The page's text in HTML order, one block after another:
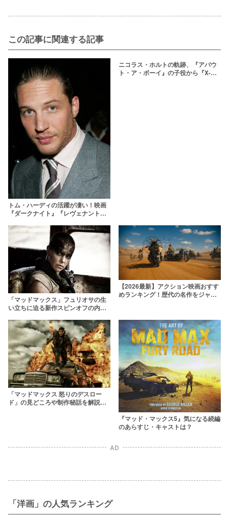
この記事に関連する記事
トム・ハーディの活躍が凄い！映画
『ダークナイト』『レヴェナント』
ニコラス・ホルトの軌跡、『アバウ
ト・ア・ボーイ』の子役から『X-
「マッドマックス」フュリオサの生
い立ちに迫る新作スピンオフの内容
【2026最新】アクション映画おすす
めランキング！歴代の名作をジャン
「マッドマックス 怒りのデスロー
ド」の見どころや制作秘話を解説！
『マッド・マックス5』気になる続編
のあらすじ・キャストは？
AD
「洋画」の人気ランキング